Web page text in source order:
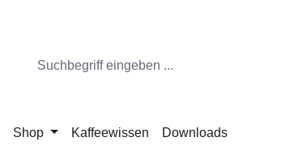
Shop Kaffeewissen Downloads